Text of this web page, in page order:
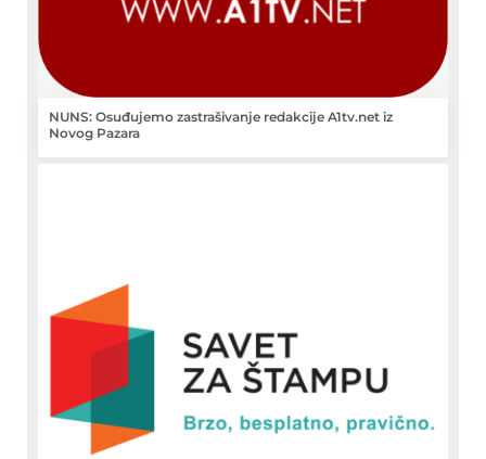
NUNS: Osuđujemo zastrašivanje redakcije A1tv.net iz
Novog Pazara